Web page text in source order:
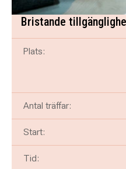
Bristande
Plats:
Antal träffar:
Start:
Tid: